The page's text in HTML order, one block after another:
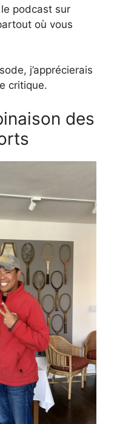
podcast sur
où vous
j’apprécierais
critique.
des